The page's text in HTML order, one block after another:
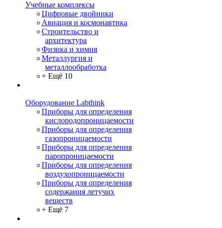
Учебные комплексы
Цифровые двойники
Авиация и космонавтика
Строительство и
архитектура
Физика и химия
Металлургия и
металлообработка
+ Ещё 10
Оборудование Labthink
Приборы для определения
кислородопроницаемости
Приборы для определения
газопроницаемости
Приборы для определения
паропроницаемости
Приборы для определения
воздухопроницаемости
Приборы для определения
содержания летучих
веществ
+ Ещё 7